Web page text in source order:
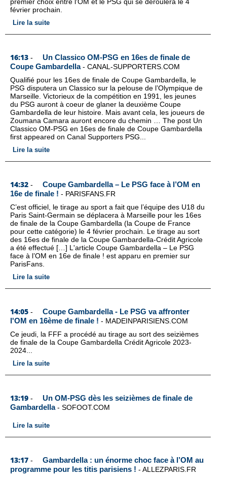
février prochain.
Lire la suite
16:13 -
Un Classico OM-PSG en 16es de finale de
Coupe Gambardella- CANAL-SUPPORTERS.COM
Qualifié pour les 16es de finale de Coupe Gambardella, le
PSG disputera un Classico sur la pelouse de l’Olympique de
Marseille. Victorieux de la compétition en 1991, les jeunes
du PSG auront à coeur de glaner la deuxième Coupe
Gambardella de leur histoire. Mais avant cela, les joueurs de
Zoumana Camara auront encore du chemin … The post Un
Classico OM-PSG en 16es de finale de Coupe Gambardella
first appeared on Canal Supporters PSG...
Lire la suite
14:32 -
Coupe Gambardella – Le PSG face à l’OM en
16e de finale ! - PARISFANS.FR
C’est officiel, le tirage au sport a fait que l’équipe des U18 du
Paris Saint-Germain se déplacera à Marseille pour les 16es
de finale de la Coupe Gambardella (la Coupe de France
pour cette catégorie) le 4 février prochain. Le tirage au sort
des 16es de finale de la Coupe Gambardella-Crédit Agricole
a été effectué […] L'article Coupe Gambardella – Le PSG
face à l’OM en 16e de finale ! est apparu en premier sur
ParisFans.
Lire la suite
14:05 -
Coupe Gambardella - Le PSG va affronter
l'OM en 16ème de finale ! - MADEINPARISIENS.COM
Ce jeudi, la FFF a procédé au tirage au sort des seizièmes
de finale de la Coupe Gambardella Crédit Agricole 2023-
2024...
Lire la suite
13:19 -
Un OM-PSG dès les seizièmes de finale de
Gambardella- SOFOOT.COM
Lire la suite
13:17 -
Gambardella : un énorme choc face à l’OM au
programme pour les titis parisiens ! - ALLEZPARIS.FR